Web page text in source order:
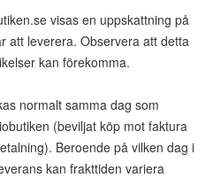
visas en uppskattning på
att leverera. Observera att detta
kan förekomma.
normalt samma dag som
(beviljat köp mot faktura
Beroende på vilken dag i
kan frakttiden variera